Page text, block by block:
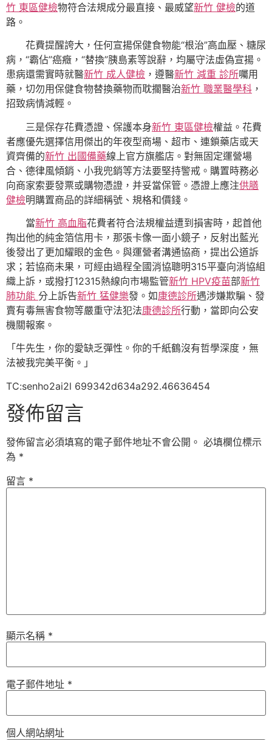
竹 東區健檢物符合法規成分最直接、最威望新竹 健檢的道
路。
花費提醒誇大，任何宣揚保健食物能“根治”高血壓、糖尿
病，“霸佔”癌癥，“替換”胰島素等說辭，均屬守法虛偽宣揚。
患病還需實時就醫新竹 成人健檢 ，遵醫新竹 減重 診所囑用
藥，切勿用保健食物替換藥物而耽擱醫治新竹 職業醫學科 ，
招致病情減輕。
三是保存花費憑證、保護本身新竹 東區健檢權益。花費
者應優先選擇信用傑出的年夜型商場、超市、連鎖藥店或天
資齊備的新竹 出國備藥線上官方旗艦店。對無固定運營場
合、德律風傾銷、小我兜銷等方法要堅持警戒。購置時務必
向商家索要發票或購物憑證，并妥當保管。憑證上應注供膳
健檢明購置商品的詳細稱號、規格和價錢。
當新竹 高血脂花費者符合法規權益遭到損害時，起首他
掏出他的純金箔信用卡，那張卡像一面小鏡子，反射出藍光
後發出了更加耀眼的金色。與運營者溝通協商，提出公道訴
求；若協商未果，可經由過程全國消協聰明315平臺向消協組
織上訴，或撥打12315熱線向市場監管新竹 HPV疫苗部新竹
肺功能 分上訴告新竹 猛健樂發。如康德診所遇涉嫌欺騙、發
賣有毒無害食物等嚴重守法犯法康德診所行動，當即向公安
機關報案。
「牛先生，你的愛缺乏彈性。你的千紙鶴沒有哲學深度，無
法被我完美平衡。」
TC:senho2ai2l 699342d634a292.46636454
發佈留言
發佈留言必須填寫的電子郵件地址不會公開。 必填欄位標示
為 *
留言 *
顯示名稱 *
電子郵件地址 *
個人網站網址